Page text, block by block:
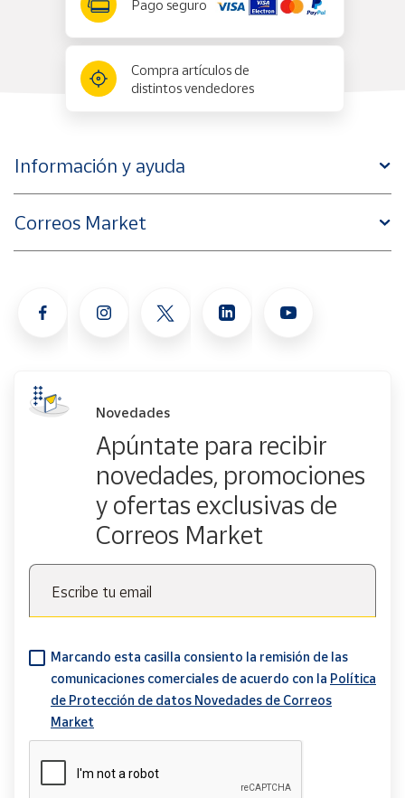
Pago seguro
Compra artículos de
distintos vendedores
Información y ayuda
Correos Market
Novedades
Apúntate para recibir
novedades, promociones
y ofertas exclusivas de
Correos Market
Escribe tu email
Marcando esta casilla consiento la remisión de las
comunicaciones comerciales de acuerdo con la Política
de Protección de datos Novedades de Correos
Market